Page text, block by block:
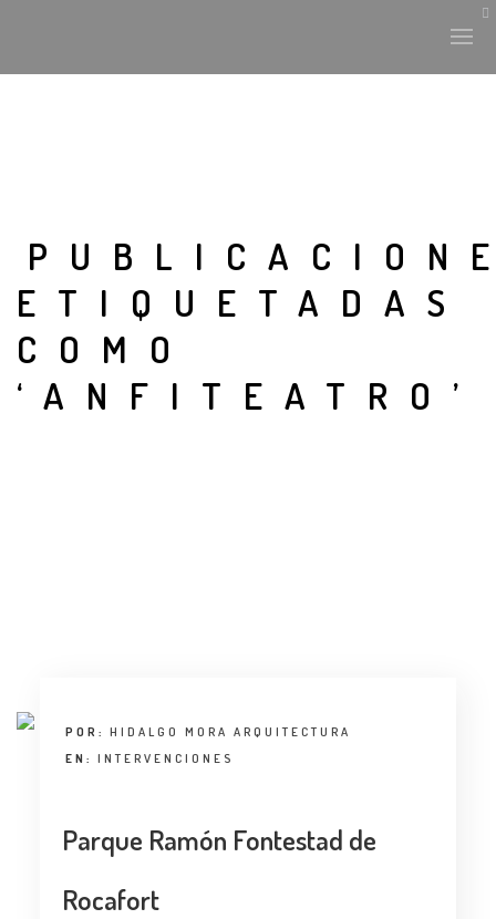
ETIQUETADAS
COMO
‘ANFITEATRO’
POR: HIDALGO MORA ARQUITECTURA
EN: INTERVENCIONES
Parque Ramón Fontestad de
Rocafort